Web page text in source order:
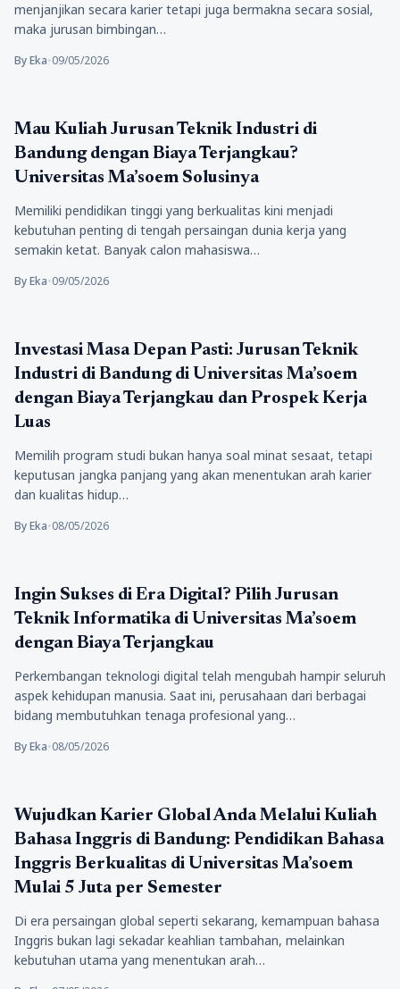
menjanjikan secara karier tetapi juga bermakna secara sosial,
maka jurusan bimbingan…
By Eka•09/05/2026
Pendidikan
Mau Kuliah Jurusan Teknik Industri di
Bandung dengan Biaya Terjangkau?
Universitas Ma’soem Solusinya
Memiliki pendidikan tinggi yang berkualitas kini menjadi
kebutuhan penting di tengah persaingan dunia kerja yang
semakin ketat. Banyak calon mahasiswa…
By Eka•09/05/2026
Pendidikan
Investasi Masa Depan Pasti: Jurusan Teknik
Industri di Bandung di Universitas Ma’soem
dengan Biaya Terjangkau dan Prospek Kerja
Luas
Memilih program studi bukan hanya soal minat sesaat, tetapi
keputusan jangka panjang yang akan menentukan arah karier
dan kualitas hidup…
By Eka•08/05/2026
Pendidikan
Ingin Sukses di Era Digital? Pilih Jurusan
Teknik Informatika di Universitas Ma’soem
dengan Biaya Terjangkau
Perkembangan teknologi digital telah mengubah hampir seluruh
aspek kehidupan manusia. Saat ini, perusahaan dari berbagai
bidang membutuhkan tenaga profesional yang…
By Eka•08/05/2026
Pendidikan
Wujudkan Karier Global Anda Melalui Kuliah
Bahasa Inggris di Bandung: Pendidikan Bahasa
Inggris Berkualitas di Universitas Ma’soem
Mulai 5 Juta per Semester
Di era persaingan global seperti sekarang, kemampuan bahasa
Inggris bukan lagi sekadar keahlian tambahan, melainkan
kebutuhan utama yang menentukan arah…